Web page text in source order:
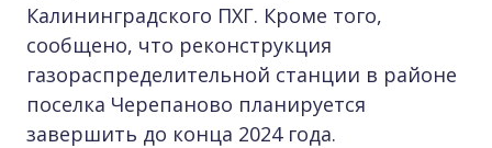
Калининградского ПХГ. Кроме того,
сообщено, что реконструкция
газораспределительной станции в районе
поселка Черепаново планируется
завершить до конца 2024 года.